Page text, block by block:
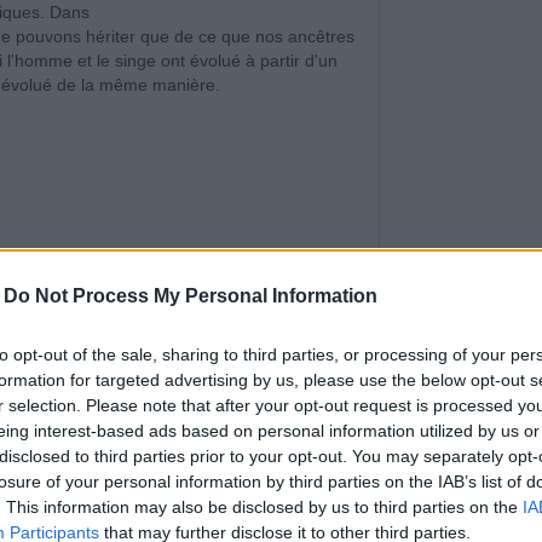
Do Not Process My Personal Information
opt-out of the sale, sharing to third parties, or processing of your
for targeted advertising by us, please use the below opt-out
selection. Please note that after your opt-out request is processed
interest-based ads based on personal information utilized by us
to third parties prior to your opt-out. You may separately
of your personal information by third parties on the IAB’s list of
This information may also be disclosed by us to third parties on the
Participants that may further disclose it to other third parties.
Dans
pouvons hériter que de ce que nos ancêtres
l'homme et le singe ont évolué à partir d'un
de la même manière.
d'exactitude que toute autre
aussi ce système Rh.Donc, si toute
devrait être compatible.Voyez-vous là où
CHEZ LES
L'ASTUCE POUR
La
couple est l'un